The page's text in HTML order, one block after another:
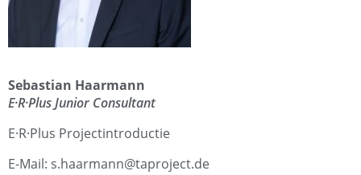
Sebastian Haarmann
E·R·Plus Junior Consultant
E·R·Plus Projectintroductie
E-Mail: s.haarmann@taproject.de